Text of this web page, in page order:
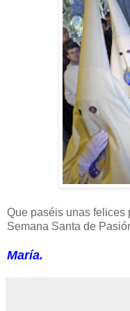
Que paséis unas felices
Semana Santa de
María.